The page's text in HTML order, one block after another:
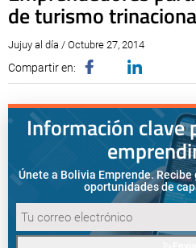
de turismo
Jujuy al día / Octubre 27, 2014
Compartir en:
Información clave
Únete a Bolivia Emprende.
oportunidades de